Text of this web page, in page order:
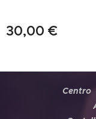
30,00 €
Centro